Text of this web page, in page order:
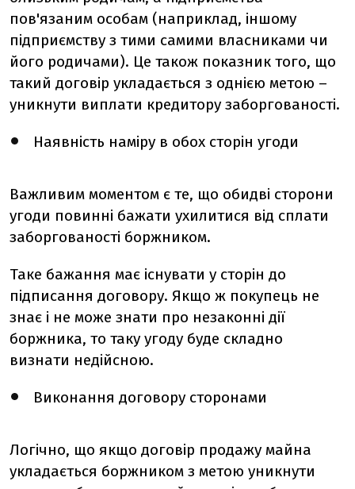
пов'язаним особам (наприклад, іншому
підприємству з тими самими власниками чи
його родичами). Це також показник того, що
такий договір укладається з однією метою –
уникнути виплати кредитору заборгованості.
Наявність наміру в обох сторін угоди
Важливим моментом є те, що обидві сторони
угоди повинні бажати ухилитися від сплати
заборгованості боржником.
Таке бажання має існувати у сторін до
підписання договору. Якщо ж покупець не
знає і не може знати про незаконні дії
боржника, то таку угоду буде складно
визнати недійсною.
Виконання договору сторонами
Логічно, що якщо договір продажу майна
укладається боржником з метою уникнути